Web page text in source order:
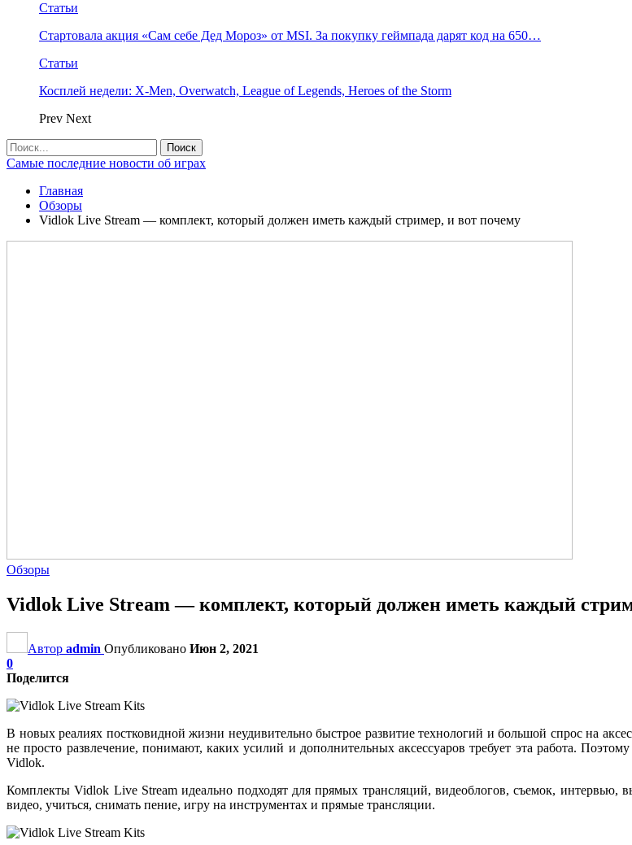
Статьи
Стартовала акция «Сам себе Дед Мороз» от MSI. За покупку геймпада дарят код на 650…
Статьи
Косплей недели: X-Men, Overwatch, League of Legends, Heroes of the Storm
Prev Next
Самые последние новости об играх
Главная
Обзоры
Vidlok Live Stream — комплект, который должен иметь каждый стример, и вот почему
Обзоры
Vidlok Live Stream — комплект, который должен иметь каждый
Автор admin Опубликовано Июн 2, 2021
0
Поделится
В новых реалиях постковидной жизни неудивительно быстрое развитие технологий и большой спрос на
не просто развлечение, понимают, каких усилий и дополнительных аксессуаров требует эта работа.
Vidlok.
Комплекты Vidlok Live Stream идеально подходят для прямых трансляций, видеоблогов, съемок, интервью,
видео, учиться, снимать пение, игру на инструментах и ​​прямые трансляции.